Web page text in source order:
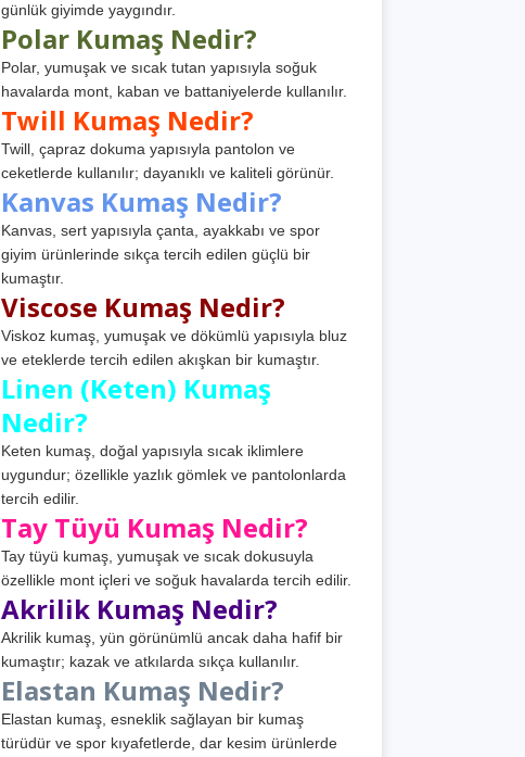
günlük giyimde yaygındır.
Polar Kumaş Nedir?
Polar, yumuşak ve sıcak tutan yapısıyla soğuk
havalarda mont, kaban ve battaniyelerde kullanılır.
Twill Kumaş Nedir?
Twill, çapraz dokuma yapısıyla pantolon ve
ceketlerde kullanılır; dayanıklı ve kaliteli görünür.
Kanvas Kumaş Nedir?
Kanvas, sert yapısıyla çanta, ayakkabı ve spor
giyim ürünlerinde sıkça tercih edilen güçlü bir
kumaştır.
Viscose Kumaş Nedir?
Viskoz kumaş, yumuşak ve dökümlü yapısıyla bluz
ve eteklerde tercih edilen akışkan bir kumaştır.
Linen (Keten) Kumaş
Nedir?
Keten kumaş, doğal yapısıyla sıcak iklimlere
uygundur; özellikle yazlık gömlek ve pantolonlarda
tercih edilir.
Tay Tüyü Kumaş Nedir?
Tay tüyü kumaş, yumuşak ve sıcak dokusuyla
özellikle mont içleri ve soğuk havalarda tercih edilir.
Akrilik Kumaş Nedir?
Akrilik kumaş, yün görünümlü ancak daha hafif bir
kumaştır; kazak ve atkılarda sıkça kullanılır.
Elastan Kumaş Nedir?
Elastan kumaş, esneklik sağlayan bir kumaş
türüdür ve spor kıyafetlerde, dar kesim ürünlerde